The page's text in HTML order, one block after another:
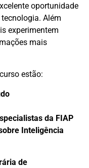
oportunidade
Além
experimentem
mais
estão:
da FIAP
Inteligência
de